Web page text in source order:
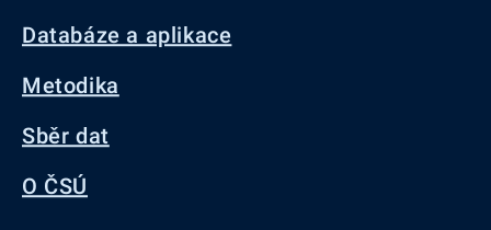
Databáze a aplikace
Metodika
Sběr dat
O ČSÚ